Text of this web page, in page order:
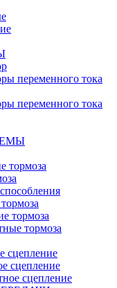
переменного тока
переменного тока
тормоза
тормоза
тормоза
сцепление
сцепление
сцепление